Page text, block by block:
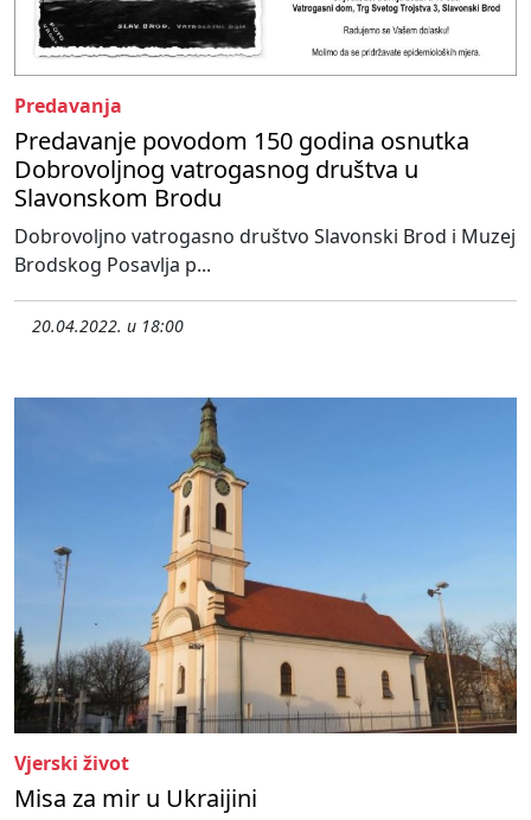
Predavanja
Predavanje povodom 150 godina osnutka
Dobrovoljnog vatrogasnog društva u
Slavonskom Brodu
Dobrovoljno vatrogasno društvo Slavonski Brod i Muzej
Brodskog Posavlja p...
20.04.2022. u 18:00
Vjerski život
Misa za mir u Ukraijini